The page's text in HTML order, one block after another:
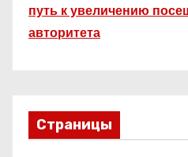
путь к увеличению
авторитета
Страницы